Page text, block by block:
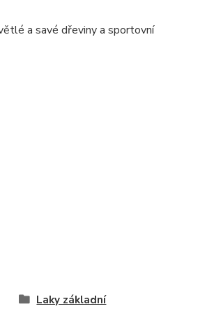
a savé dřeviny a sportovní
Laky základní